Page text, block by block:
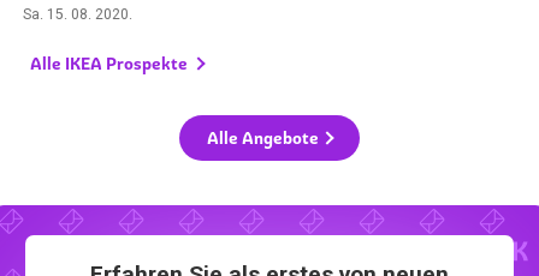
Sa. 15. 08. 2020
Alle IKEA Prospekte
Alle Angebote